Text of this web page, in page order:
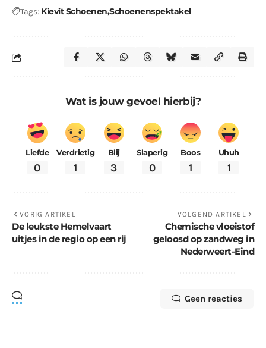
Tags: Kievit Schoenen Schoenenspektakel
Wat is jouw gevoel hierbij?
Liefde
0
Verdrietig
1
Blij
3
Slaperig
0
Boos
1
Uhuh
1
VORIG ARTIKEL
De leukste Hemelvaart
uitjes in de regio op een rij
VOLGEND ARTIKEL
Chemische vloeistof
geloosd op zandweg in
Nederweert-Eind
Geen reacties